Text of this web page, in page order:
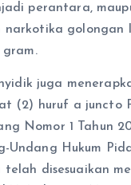
perantara,
narkotika golongan
gram.
juga
(2) huruf a juncto
Nomor 1 Tahun
Undang Hukum
telah disesuaikan